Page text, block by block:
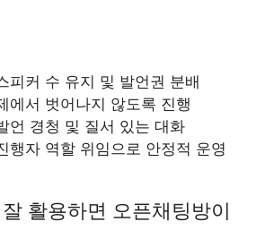
피커 수 유지 및 발언권 분배
에서 벗어나지 않도록 진행
언 경청 및 질서 있는 대화
행자 역할 위임으로 안정적 운영
활용하면 오픈채팅방이